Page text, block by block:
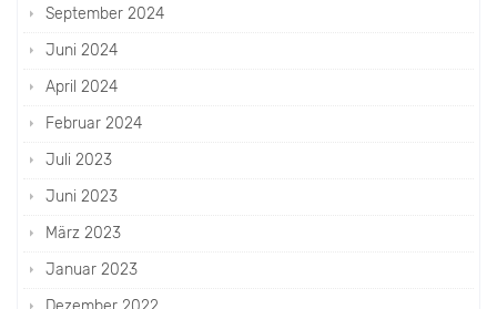
September 2024
Juni 2024
April 2024
Februar 2024
Juli 2023
Juni 2023
März 2023
Januar 2023